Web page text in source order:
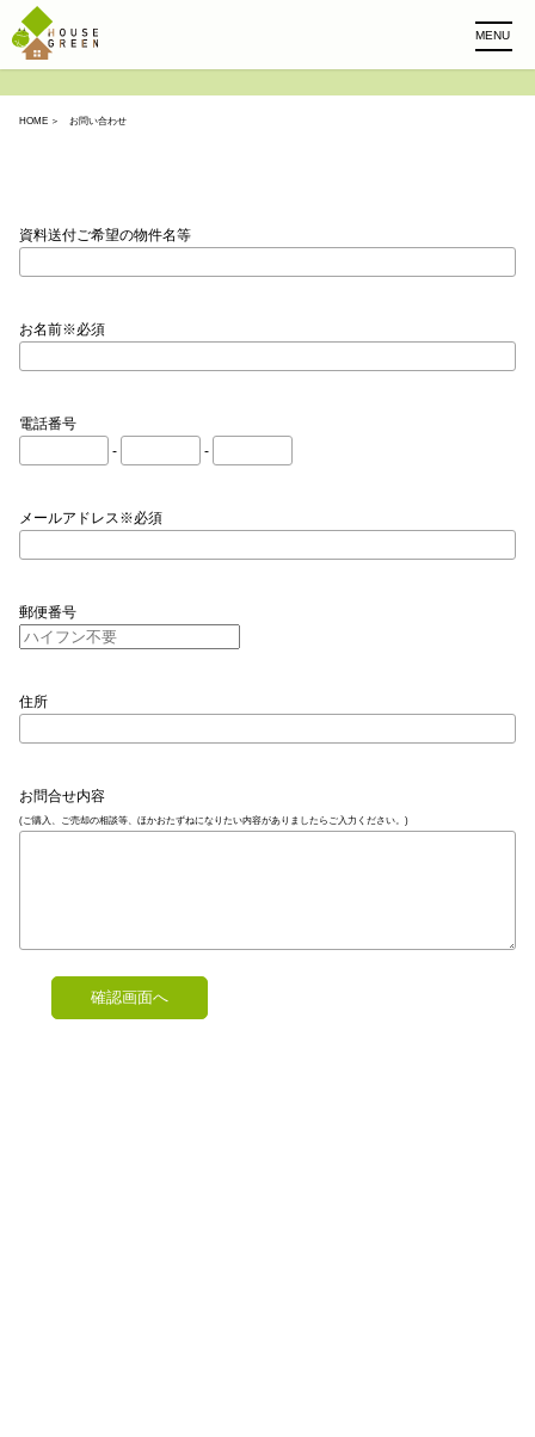
MENU
HOME ＞ お問い合わせ
資料送付ご希望の物件名等
お名前※必須
電話番号
-
-
メールアドレス※必須
郵便番号
住所
お問合せ内容
(ご購入、ご売却の相談等、ほかおたずねになりたい内容がありましたらご入力ください。)